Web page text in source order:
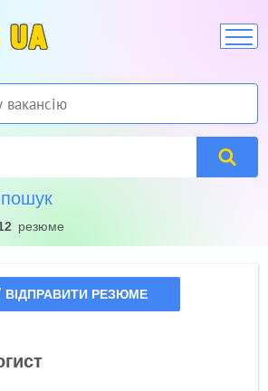
UA
резюме
ВІДПРАВИТИ РЕЗЮМЕ